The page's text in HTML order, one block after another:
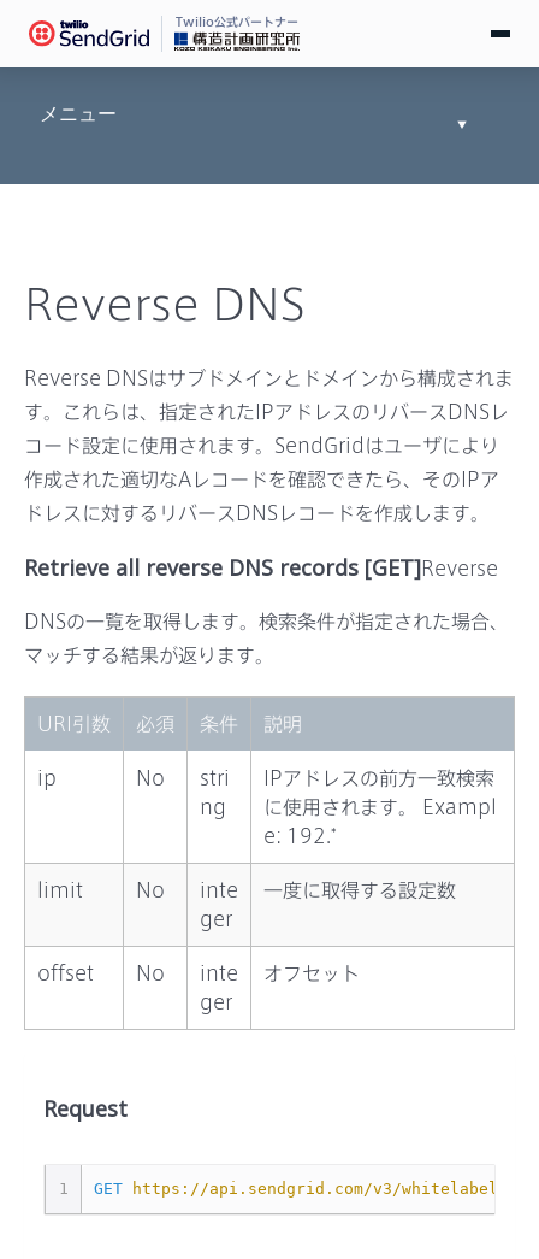
Twilio公式パートナー
料金
導入事例
お役立ち情報
ドキュメント
サポート
メニュー
Toggle
Reverse DNS
Reverse DNSはサブドメインとドメインから構成されま
す。これらは、指定されたIPアドレスのリバースDNSレ
コード設定に使用されます。SendGridはユーザにより
作成された適切なAレコードを確認できたら、そのIPア
ドレスに対するリバースDNSレコードを作成します。
Retrieve all reverse DNS records [GET]Reverse
DNSの一覧を取得します。検索条件が指定された場合、
マッチする結果が返ります。
URI引数 必須 条件 説明
ip No
stri
ng
IPアドレスの前方一致検索
に使用されます。 Exampl
e: 192.*
limit No
inte
ger
一度に取得する設定数
offset No
inte
ger
オフセット
Request
1 GET https://api.sendgrid.com/v3/whitelabel/